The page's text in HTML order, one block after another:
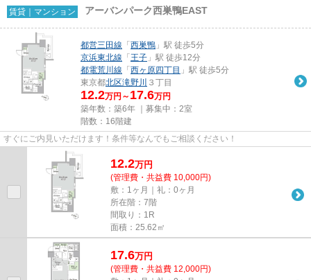
賃貸｜マンション アーバンパーク西巣鴨EAST
都営三田線 「 西巣鴨 」駅 徒歩5分
京浜東北線 「 王子 」駅 徒歩12分
都電荒川線 「 西ヶ原四丁目 」駅 徒歩5分
東京都北区滝野川 ３丁目
12.2万円～ 17.6万円
築年数：築6年 ｜募集中： 2室
階数：16階建
すぐにご内見いただけます！条件等なんでもご相談ください！
12.2万円
(管理費・共益費 10,000円)
敷：1ヶ月｜礼：0ヶ月
所在階：7階
間取り：1R
面積：25.62㎡
17.6万円
(管理費・共益費 12,000円)